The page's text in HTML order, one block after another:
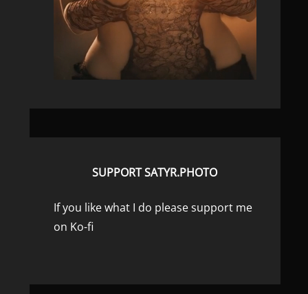
SUPPORT SATYR.PHOTO
If you like what I do please support me
on Ko-fi